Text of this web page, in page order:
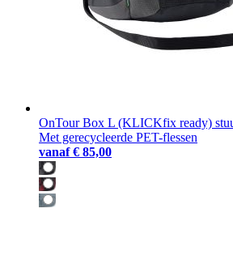
OnTour Box L (KLICKfix ready)
Met gerecycleerde PET-flessen
vanaf € 85,00